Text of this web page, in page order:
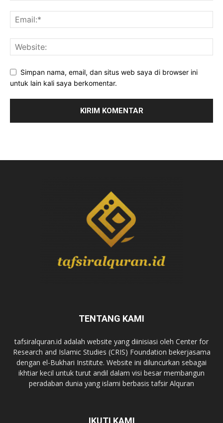
Simpan nama, email, dan situs web saya di browser ini
untuk lain kali saya berkomentar.
TENTANG KAMI
tafsiralquran.id adalah website yang diinisiasi oleh Center for
Research and Islamic Studies (CRIS) Foundation bekerjasama
dengan el-Bukhari Institute. Website ini diluncurkan sebagai
ikhtiar kecil untuk turut andil dalam visi besar membangun
peradaban dunia yang islami berbasis tafsir Alquran